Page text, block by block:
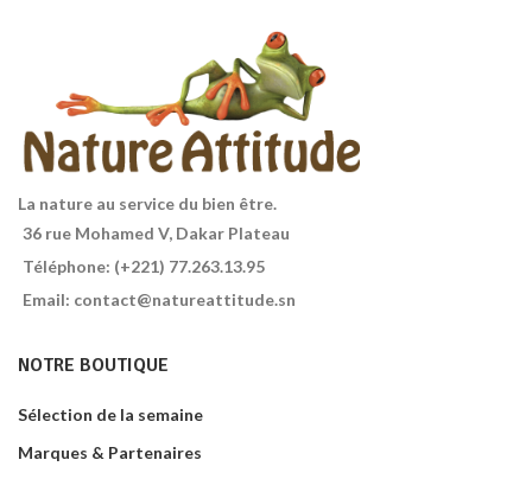
La nature au service du bien être.
36 rue Mohamed V, Dakar Plateau
Téléphone: (+221) 77.263.13.95
Email: contact@natureattitude.sn
NOTRE BOUTIQUE
Sélection de la semaine
Marques & Partenaires